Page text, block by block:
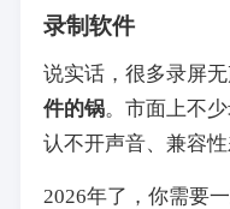
录制软件
说实话，很多录屏无
件的锅。市面上不
认不开声音、兼容
2026年了，你需要